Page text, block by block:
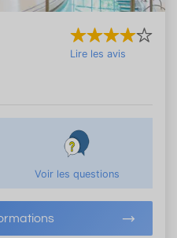
Lire les avis
Voir les questions